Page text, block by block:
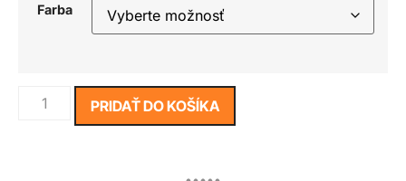
Farba
PRIDAŤ DO KOŠÍKA